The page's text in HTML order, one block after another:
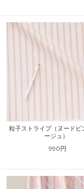
粒子ストライプ（ヌードピ
ージュ）
990円